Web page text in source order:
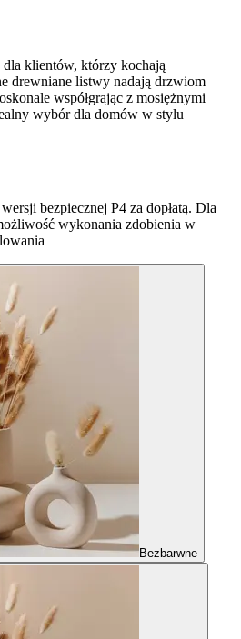
klientów, którzy kochają
drewniane listwy nadają drzwiom
współgrając z mosiężnymi
wybór dla domów w stylu
bezpiecznej P4 za dopłatą. Dla
wykonania zdobienia w
Bezbarwne